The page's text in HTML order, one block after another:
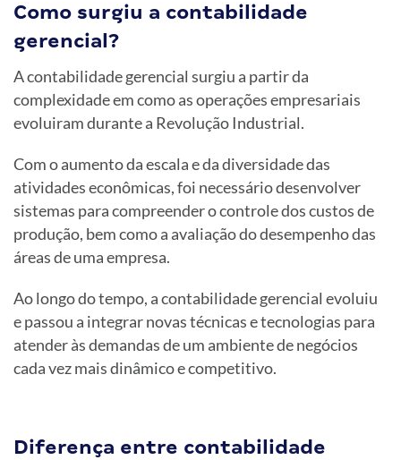
Como surgiu a contabilidade
gerencial?
A contabilidade gerencial surgiu a partir da
complexidade em como as operações empresariais
evoluiram durante a Revolução Industrial.
Com o aumento da escala e da diversidade das
atividades econômicas, foi necessário desenvolver
sistemas para compreender o controle dos custos de
produção, bem como a avaliação do desempenho das
áreas de uma empresa.
Ao longo do tempo, a contabilidade gerencial evoluiu
e passou a integrar novas técnicas e tecnologias para
atender às demandas de um ambiente de negócios
cada vez mais dinâmico e competitivo.
Diferença entre contabilidade